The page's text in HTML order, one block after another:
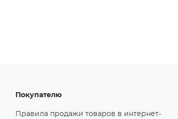
Покупателю
Правила продажи товаров в интернет-